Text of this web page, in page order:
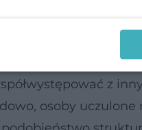
ilościach, co
z
osoby uczulone